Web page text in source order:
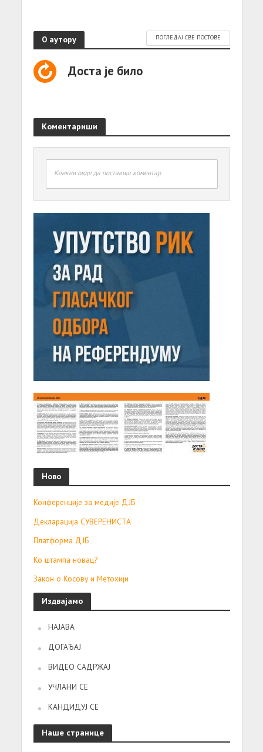
О аутору ПОГЛЕДАЈ СВЕ ПОСТОВЕ
Доста је било
Коментариши
Кликни овде да поставиш коментар
Ново
Конференције за медије ДЈБ
Декларација СУВЕРЕНИСТА
Платформа ДЈБ
Ко штампа новац?
Закон о Косову и Метохији
Издвајамо
НАЈАВА
ДОГАЂАЈ
ВИДЕО САДРЖАЈ
УЧЛАНИ СЕ
КАНДИДУЈ СЕ
Наше странице